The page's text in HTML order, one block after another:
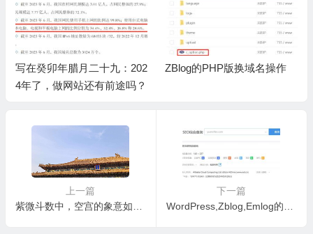
写在癸卯年腊月二十九：202
4年了，做网站还有前途吗？
ZBlog的PHP版换域名操作
上一篇
下一篇